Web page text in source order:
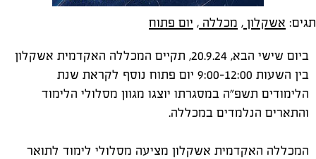
תגים: אשקלון , מכללה , יום פתוח
ביום שישי הבא, 20.9.24, תקיים המכללה האקדמית אשקלון
בין השעות 9:00-12:00 יום פתוח נוסף לקראת שנת
הלימודים תשפ"ה במסגרתו יוצגו מגוון מסלולי הלימוד
והתארים הנלמדים במכללה.
המכללה האקדמית אשקלון מציעה מסלולי לימוד לתואר